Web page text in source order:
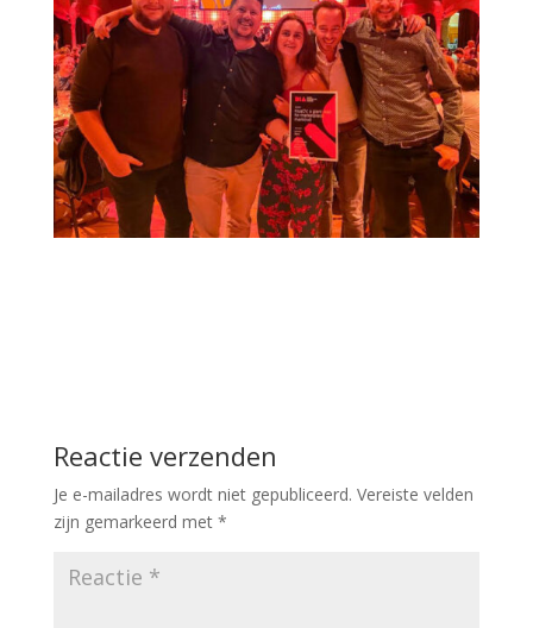
Reactie verzenden
Je e-mailadres wordt niet gepubliceerd. Vereiste velden
zijn gemarkeerd met *